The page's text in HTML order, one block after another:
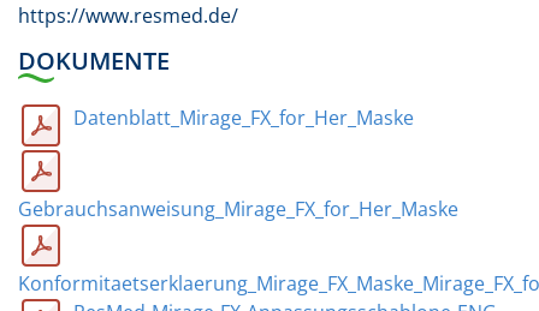
https://www.resmed.de/
DOKUMENTE
Datenblatt_Mirage_FX_for_Her_Maske
Gebrauchsanweisung_Mirage_FX_for_Her_Maske